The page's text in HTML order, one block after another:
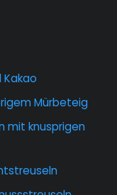
Kakao
Mürbeteig
mit knusprigen